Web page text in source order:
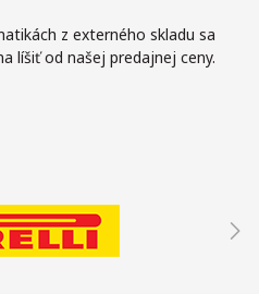
z externého skladu sa
líšiť od našej predajnej ceny.